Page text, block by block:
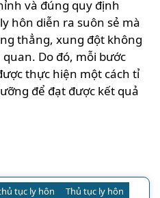
và đúng quy định
hôn diễn ra suôn sẻ mà
thẳng, xung đột không
Do đó, mỗi bước
thực hiện một cách tỉ
để đạt được kết quả
tục ly hôn Thủ tục ly hôn